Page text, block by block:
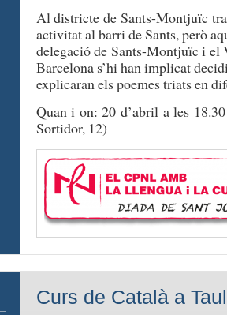
Al districte de Sants-Montjuïc
activitat al barri de Sants, però
delegació de Sants-Montjuïc i
Barcelona s’hi han implicat
explicaran els poemes triats en
Quan i on: 20 d’abril a les
Sortidor, 12)
Curs de Català a